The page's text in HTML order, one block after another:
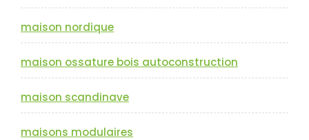
maison nordique
maison ossature bois autoconstruction
maison scandinave
maisons modulaires